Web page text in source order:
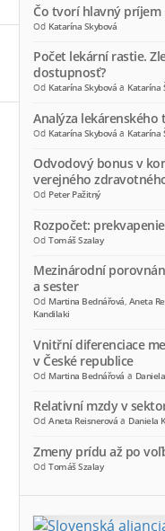
Čo tvorí hlavný príjem
Od Katarína Skybová
Počet lekární rastie.
dostupnosť?
Od Katarína Skybová a Katarína
Analýza lekárenského
Od Katarína Skybová a Katarína
Odvodový bonus v
verejného
Od Peter Pažitný
Rozpočet:
OdTomáš Szalay
Mezinárodní
a sester
Od Martina Bednářová, Aneta
Kandilaki
Vnitřní diferenciace
v České republice
Od Martina Bednářová a
Relativní mzdy v
OdAneta Reisnerová a Daniela
Zmeny prídu až po
OdTomáš Szalay